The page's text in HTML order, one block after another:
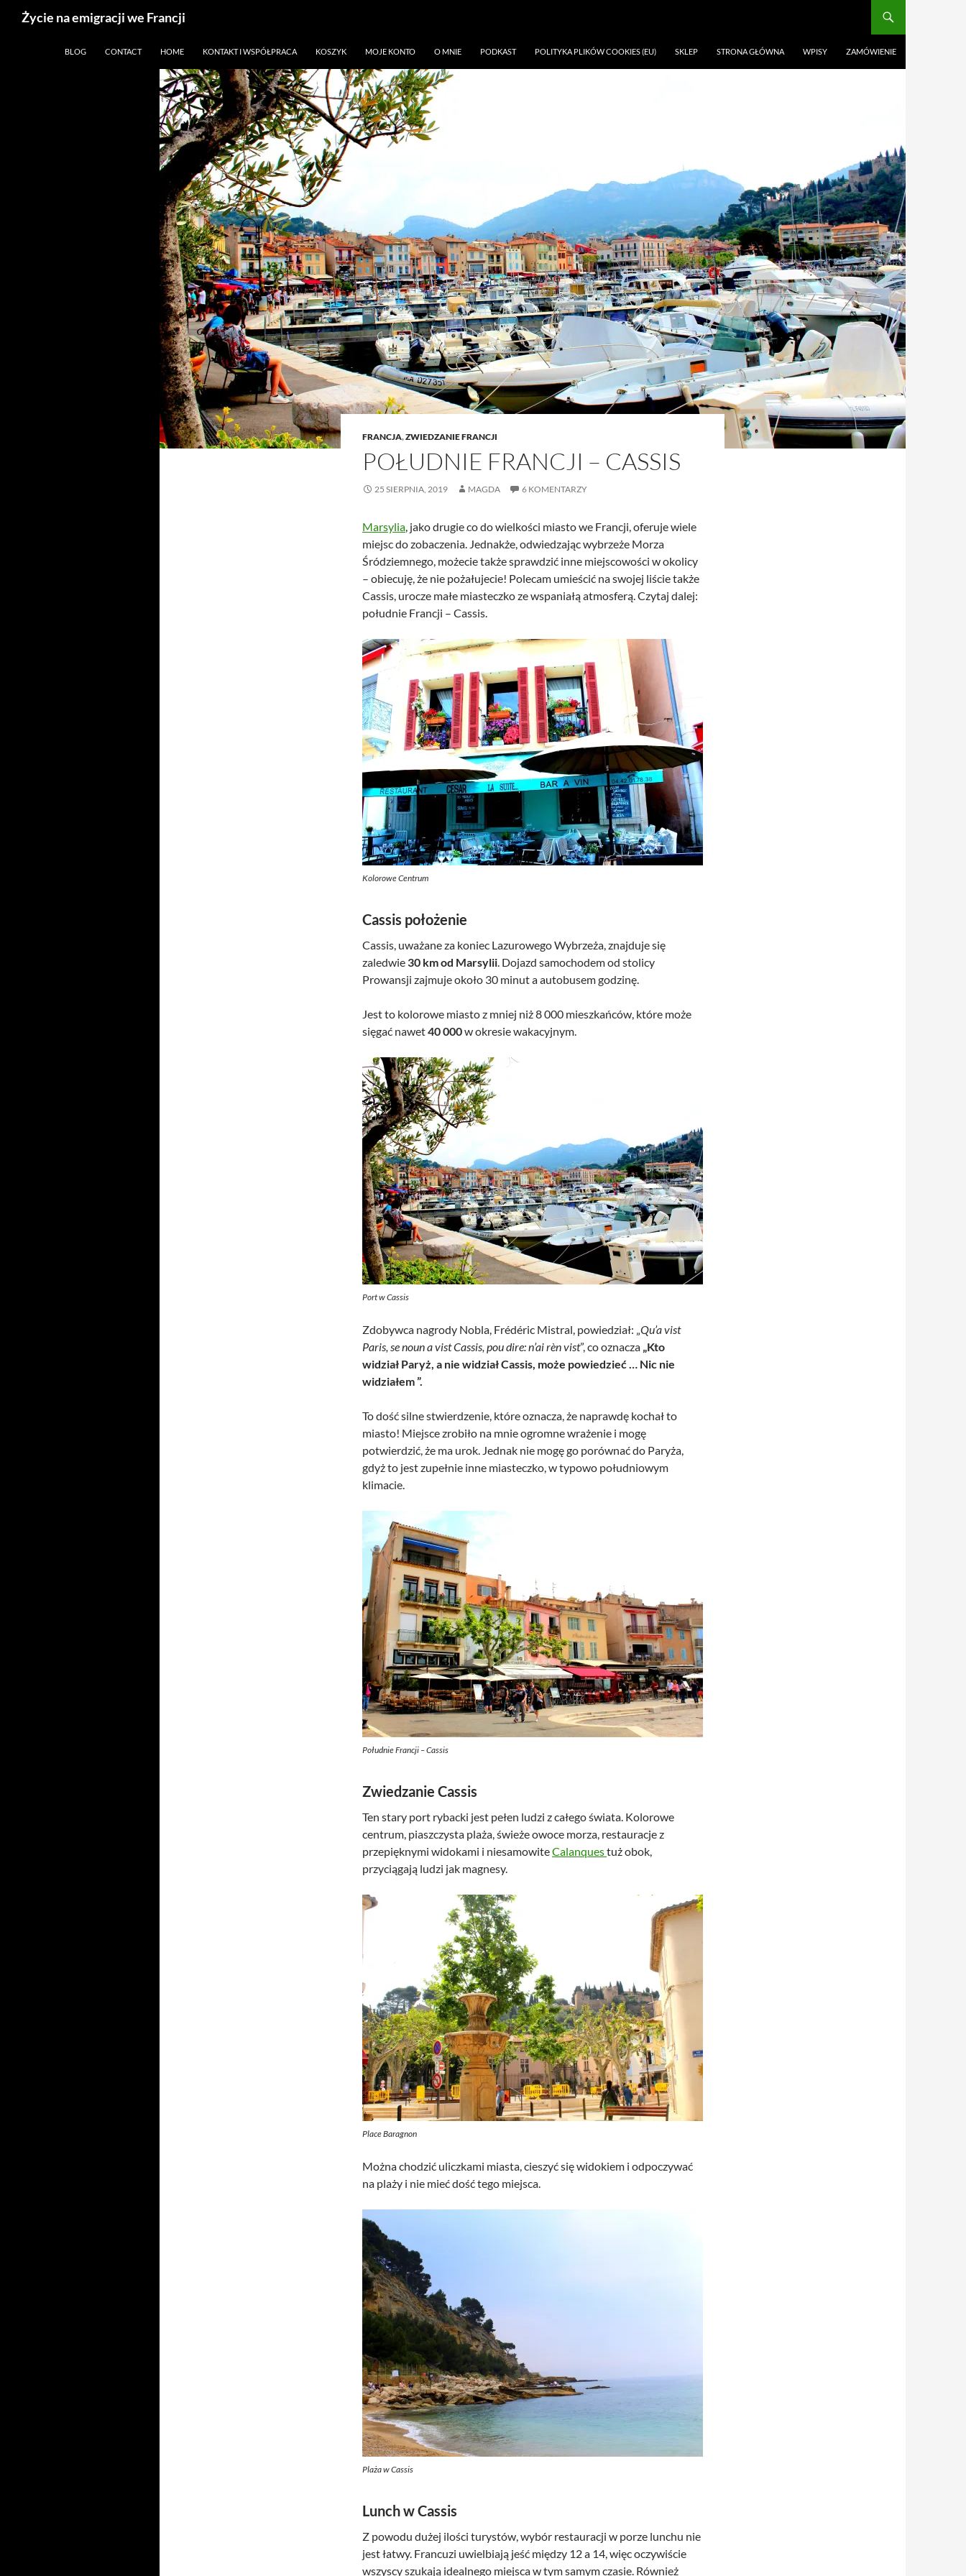
Życie na emigracji we Francji
BLOG CONTACT HOME KONTAKT I WSPÓŁPRACA KOSZYK MOJE KONTO O MNIE PODKAST POLITYKA PLIKÓW COOKIES (EU) SKLEP STRONA GŁÓWNA WPISY ZAMÓWIENIE
FRANCJA,ZWIEDZANIE FRANCJI
POŁUDNIE FRANCJI – CASSIS
25 SIERPNIA, 2019 MAGDA 6 KOMENTARZY
Marsylia, jako drugie co do wielkości miasto we Francji, oferuje wiele
miejsc do zobaczenia. Jednakże, odwiedzając wybrzeże Morza
Śródziemnego, możecie także sprawdzić inne miejscowości w okolicy
– obiecuję, że nie pożałujecie! Polecam umieścić na swojej liście także
Cassis, urocze małe miasteczko ze wspaniałą atmosferą. Czytaj dalej:
południe Francji – Cassis.
Kolorowe Centrum
Cassis położenie
Cassis, uważane za koniec Lazurowego Wybrzeża, znajduje się
zaledwie 30 km od Marsylii. Dojazd samochodem od stolicy
Prowansji zajmuje około 30 minut a autobusem godzinę.
Jest to kolorowe miasto z mniej niż 8 000 mieszkańców, które może
sięgać nawet40 000w okresie wakacyjnym.
Port w Cassis
Zdobywca nagrody Nobla, Frédéric Mistral, powiedział: „Qu’a vist
Paris, se noun a vist Cassis, pou dire: n’ai rèn vist”, co oznacza „Kto
widział Paryż, a nie widział Cassis, może powiedzieć … Nic nie
widziałem ”.
To dość silne stwierdzenie, które oznacza, że naprawdę kochał to
miasto! Miejsce zrobiło na mnie ogromne wrażenie i mogę
potwierdzić, że ma urok. Jednak nie mogę go porównać do Paryża,
gdyż to jest zupełnie inne miasteczko, w typowo południowym
klimacie.
Południe Francji – Cassis
Zwiedzanie Cassis
Ten stary port rybacki jest pełen ludzi z całego świata. Kolorowe
centrum, piaszczysta plaża, świeże owoce morza, restauracje z
przepięknymi widokami i niesamowiteCalanquestuż obok,
przyciągają ludzi jak magnesy.
Place Baragnon
Można chodzić uliczkami miasta, cieszyć się widokiem i odpoczywać
na plaży i nie mieć dość tego miejsca.
Plaża w Cassis
Lunch w Cassis
Z powodu dużej ilości turystów, wybór restauracji w porze lunchu nie
jest łatwy. Francuzi uwielbiają jeść między 12 a 14, więc oczywiście
wszyscy szukają idealnego miejsca w tym samym czasie. Również